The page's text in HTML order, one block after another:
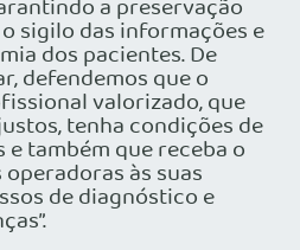
a preservação
sigilo das informações e
dos pacientes. De
defendemos que o
valorizado, que
tenha condições de
também que receba o
às suas
de diagnóstico e